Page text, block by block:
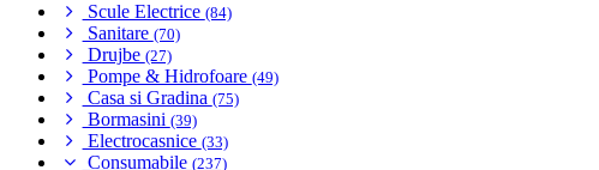
Scule Electrice (84)
Sanitare (70)
Drujbe (27)
Pompe & Hidrofoare (49)
Casa si Gradina (75)
Bormasini (39)
Electrocasnice (33)
Consumabile (237)